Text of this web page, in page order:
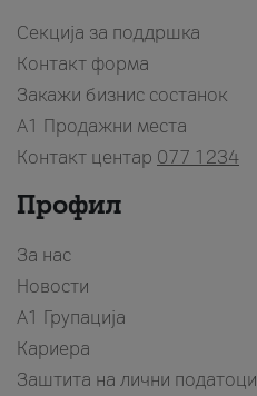
Секција за поддршка
Контакт форма
Закажи бизнис состанок
A1 Продажни места
Контакт центар 077 1234
Профил
За нас
Новости
А1 Групација
Кариера
Заштита на лични податоци